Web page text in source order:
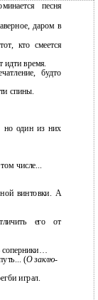
песня
даром в
кто смеется
идти время.
будто
спины.
но один из них
числе...
винтовки. А
его от
соперники…
(О заклю-
играл.